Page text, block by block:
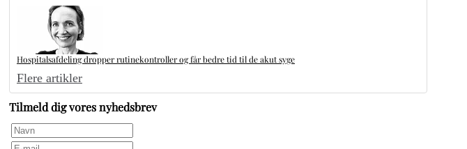
Hospitalsafdeling dropper rutinekontroller og får bedre tid til de akut syge
Flere artikler
Tilmeld dig vores nyhedsbrev